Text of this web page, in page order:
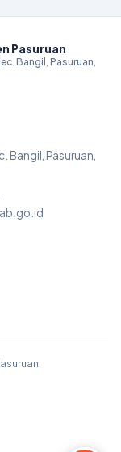
Pasuruan
Bangil, Pasuruan,
Bangil, Pasuruan,